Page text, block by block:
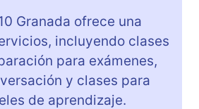
Granada ofrece una
incluyendo clases
para exámenes,
y clases para
de aprendizaje.